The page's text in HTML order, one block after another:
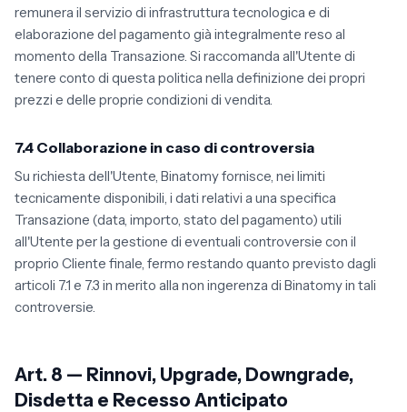
remunera il servizio di infrastruttura tecnologica e di
elaborazione del pagamento già integralmente reso al
momento della Transazione. Si raccomanda all'Utente di
tenere conto di questa politica nella definizione dei propri
prezzi e delle proprie condizioni di vendita.
7.4 Collaborazione in caso di controversia
Su richiesta dell'Utente, Binatomy fornisce, nei limiti
tecnicamente disponibili, i dati relativi a una specifica
Transazione (data, importo, stato del pagamento) utili
all'Utente per la gestione di eventuali controversie con il
proprio Cliente finale, fermo restando quanto previsto dagli
articoli 7.1 e 7.3 in merito alla non ingerenza di Binatomy in tali
controversie.
Art. 8 — Rinnovi, Upgrade, Downgrade,
Disdetta e Recesso Anticipato